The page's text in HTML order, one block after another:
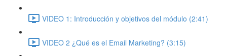
VIDEO 1: Introducción y objetivos del módulo (2:41)
VIDEO 2 ¿Qué es el Email Marketing? (3:15)